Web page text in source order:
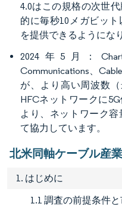
4.0はこの規格の次世
的に毎秒10メガビッ
を提供できるようにな
2024年5月：
Communications、
が、より高い周波数
HFCネットワークに
より、ネットワーク
て協力しています。
北米同軸ケーブル産
1. はじめに
1.1 調査の前提条件